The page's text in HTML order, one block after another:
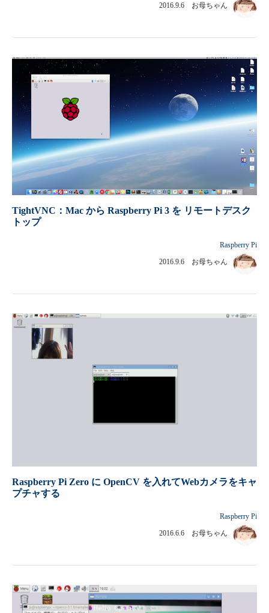
2016.9.6 お母ちゃん
TightVNC：Mac から Raspberry Pi 3 を リモートデスク
トップ
Raspberry Pi
2016.9.6 お母ちゃん
Raspberry Pi Zero に OpenCV を入れてWebカメラをキャ
プチャする
Raspberry Pi
2016.6.6 お母ちゃん